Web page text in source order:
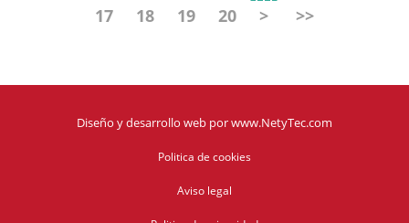
17
18 19 20 > >>
Diseño y desarrollo web porwww.NetyTec.com
Politica de cookies
Aviso legal